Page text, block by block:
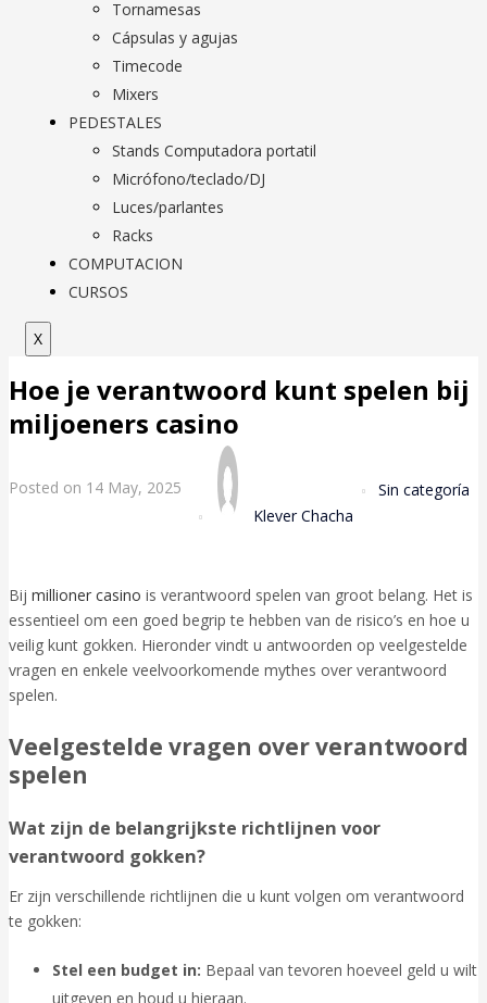
Tornamesas
Cápsulas y agujas
Timecode
Mixers
PEDESTALES
Stands Computadora portatil
Micrófono/teclado/DJ
Luces/parlantes
Racks
COMPUTACION
CURSOS
X
Hoe je verantwoord kunt spelen bij
miljoeners casino
Posted on 14 May, 2025
Klever Chacha
Sin categoría
Bij millioner casino is verantwoord spelen van groot belang. Het is
essentieel om een goed begrip te hebben van de risico’s en hoe u
veilig kunt gokken. Hieronder vindt u antwoorden op veelgestelde
vragen en enkele veelvoorkomende mythes over verantwoord
spelen.
Veelgestelde vragen over verantwoord
spelen
Wat zijn de belangrijkste richtlijnen voor
verantwoord gokken?
Er zijn verschillende richtlijnen die u kunt volgen om verantwoord
te gokken:
Stel een budget in: Bepaal van tevoren hoeveel geld u wilt
uitgeven en houd u hieraan.